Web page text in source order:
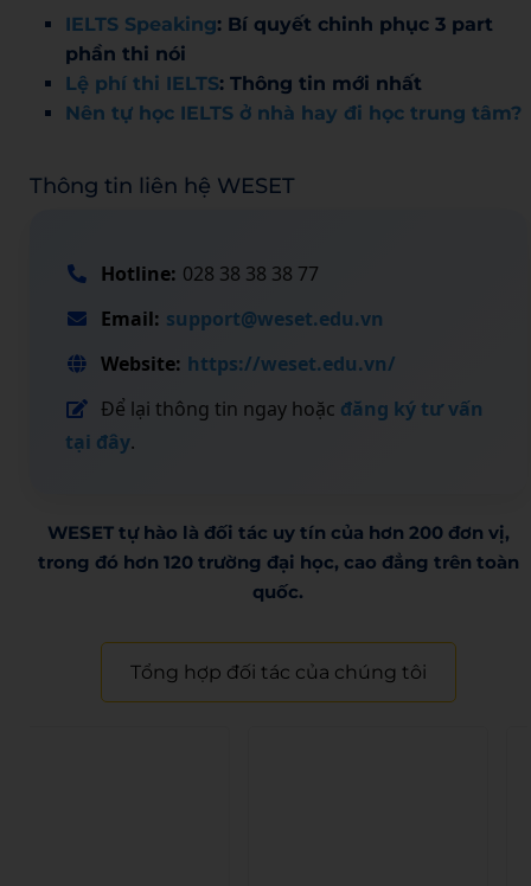
IELTS Speaking: Bí quyết chinh phục 3 part
phần thi nói
Lệ phí thi IELTS: Thông tin mới nhất
Nên tự học IELTS ở nhà hay đi học trung tâm?
Thông tin liên hệ WESET
Hotline: 028 38 38 38 77
Email: support@weset.edu.vn
Website: https://weset.edu.vn/
Để lại thông tin ngay hoặc đăng ký tư vấn
tại đây.
WESET tự hào là đối tác uy tín của hơn 200 đơn vị,
trong đó hơn 120 trường đại học, cao đẳng trên toàn
quốc.​
Tổng hợp đối tác của chúng tôi